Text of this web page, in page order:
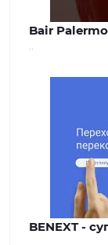
Bair Palermo
BENEXT -